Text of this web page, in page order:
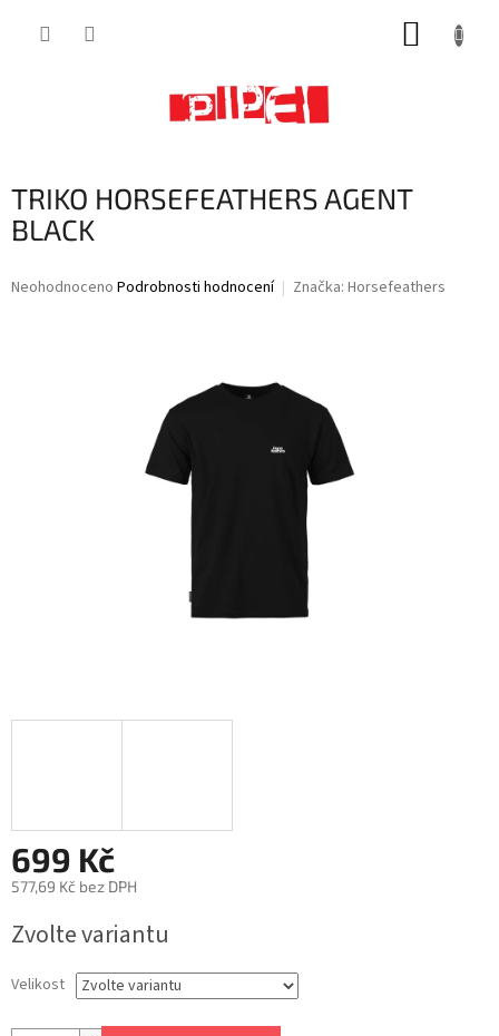
TRIKO HORSEFEATHERS AGENT
BLACK
Průměrné
Neohodnoceno Podrobnosti hodnocení Značka: Horsefeathers
699 Kč
577,69 Kč bez DPH
cena:
Zvolte variantu
Velikost